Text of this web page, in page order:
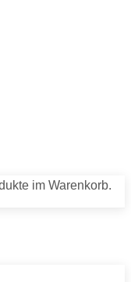
im Warenkorb.